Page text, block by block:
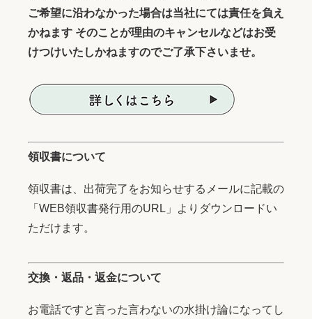
ご希望に沿わなかった場合は当社にては責任を負え
かねます そのことが理由のキャンセルなどはお受
けつけいたしかねますのでご了承下さいませ。
領収書について
領収書は、出荷完了をお知らせするメールに記載の
「WEB領収書発行用のURL」よりダウンロードい
ただけます。
交換・返品・返金について
お電話ですと言った言わないの水掛け論になってし